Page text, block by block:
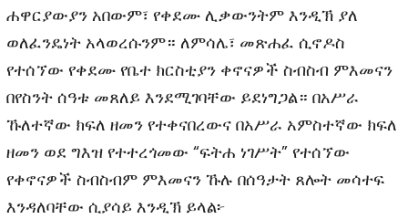
ሐዋርያውያን አበውም፣ የቀደሙ ሊቃውንትም እንዲኽ ያለ
ወለፈንዴነት አላወረሱንም። ለምሳሌ፣ መጽሐፈ ሲኖዶስ
የተሰኘው የቀደሙ የቤተ ክርስቲያን ቀኖናዎች ስብስብ ምእመናን
በየስንት ሰዓቱ መጸለይ እንደሚገባቸው ይደነግጋል። በአሥራ
ኹለተኛው ክፍለ ዘመን የተቀናበረውና በአሥራ አምስተኛው ክፍለ
ዘመን ወደ ግእዝ የተተረጎመው “ፍትሐ ነገሥት” የተሰኘው
የቀኖናዎች ስብስብም ምእመናን ኹሉ በሰዓታት ጸሎት መሳተፍ
እንዳለባቸው ሲያሳይ እንዲኽ ይላል፦